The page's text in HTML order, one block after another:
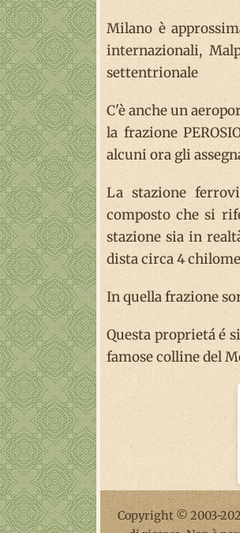
Milano è
internazionali,
settentrionale
C'è anche un
la frazione
alcuni ora gli
La stazione
composto che si
stazione sia in
dista circa 4
In quella frazione
Questa proprietá é
famose colline del
Copyright © 2003-